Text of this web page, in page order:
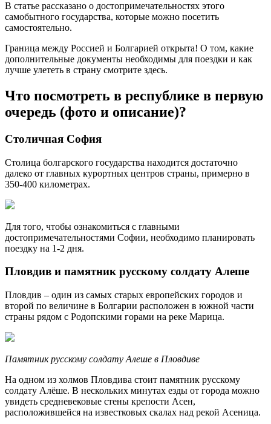
В статье рассказано о достопримечательностях этого
самобытного государства, которые можно посетить
самостоятельно.
Граница между Россией и Болгарией открыта! О том, какие
дополнительные документы необходимы для поездки и как
лучше улететь в страну смотрите здесь.
Что посмотреть в республике в первую
очередь (фото и описание)?
Столичная София
Столица болгарского государства находится достаточно
далеко от главных курортных центров страны, примерно в
350-400 километрах.
Для того, чтобы ознакомиться с главными
достопримечательностями Софии, необходимо планировать
поездку на 1-2 дня.
Пловдив и памятник русскому солдату Алеше
Пловдив – один из самых старых европейских городов и
второй по величине в Болгарии расположен в южной части
страны рядом с Родопскими горами на реке Марица.
Памятник русскому солдату Алеше в Пловдиве
На одном из холмов Пловдива стоит памятник русскому
солдату Алёше. В нескольких минутах езды от города можно
увидеть средневековые стены крепости Асен,
расположившейся на известковых скалах над рекой Асеница.